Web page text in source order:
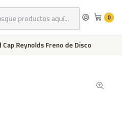
0
en 24 a 72 horas hábiles
tarjeta de crédito o transferencia
Cap Reynolds Freno de Disco